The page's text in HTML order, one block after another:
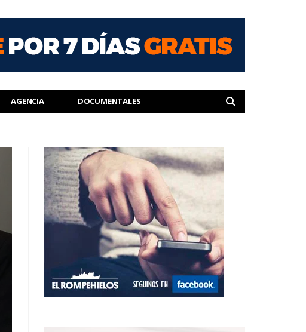
AGENCIA DOCUMENTALES